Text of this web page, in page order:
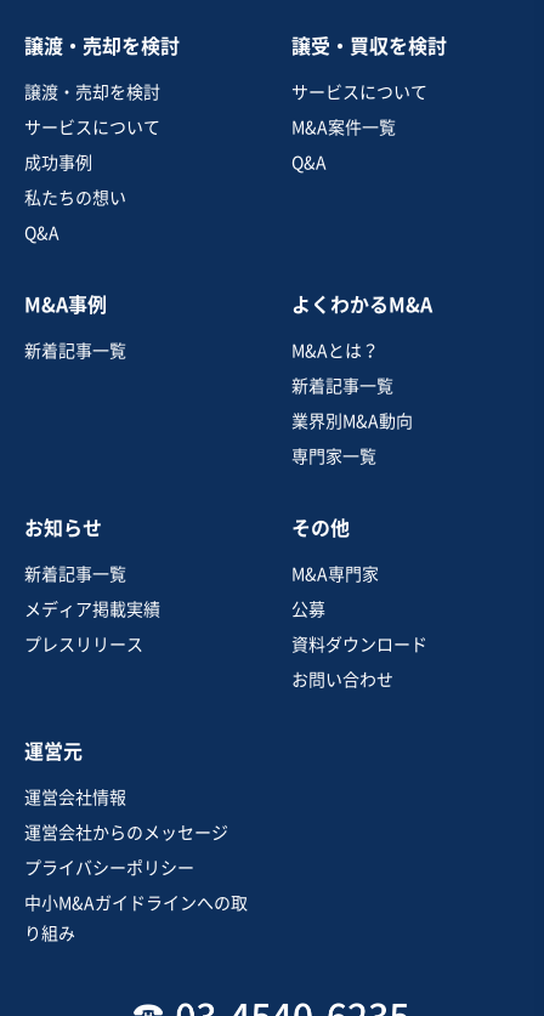
譲渡・売却を検討
譲渡・売却を検討
サービスについて
成功事例
私たちの想い
Q&A
譲受・買収を検討
サービスについて
M&A案件一覧
Q&A
M&A事例
新着記事一覧
よくわかるM&A
M&Aとは？
新着記事一覧
業界別M&A動向
専門家一覧
お知らせ
新着記事一覧
メディア掲載実績
プレスリリース
その他
M&A専門家
公募
資料ダウンロード
お問い合わせ
運営元
運営会社情報
運営会社からのメッセージ
プライバシーポリシー
中小M&Aガイドラインへの取
り組み